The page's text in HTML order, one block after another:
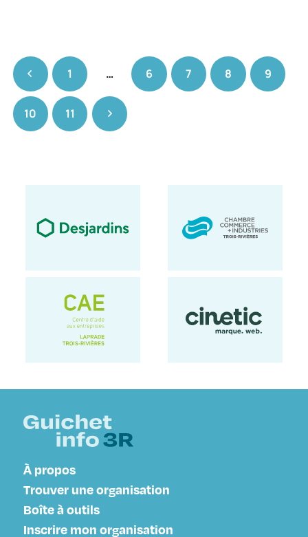
1 … 6 7 8 9
10 11
À propos
Trouver une organisation
Boîte à outils
Inscrire mon organisation